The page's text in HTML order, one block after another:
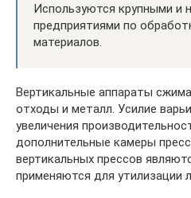
Используются крупными и
предприятиями по
материалов.
Вертикальные аппараты
отходы и металл. Усилие
увеличения
дополнительные камеры
вертикальных прессов
применяются для